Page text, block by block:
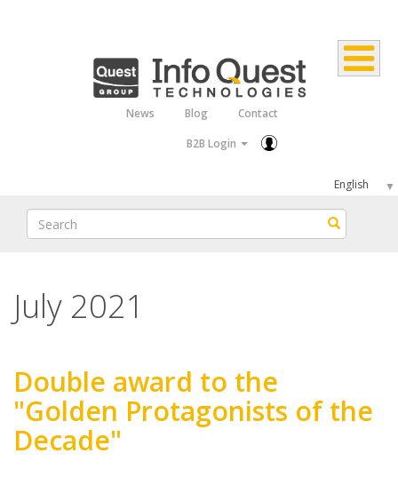
News Blog
Contact
B2B Login
Select
your
language
Search Search
July 2021
Double award to the
"Golden Protagonists of the
Decade"